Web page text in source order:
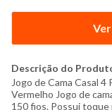
Descrição do
Jogo de Cama Casal
Vermelho Jogo de
150 fios. Possui toque